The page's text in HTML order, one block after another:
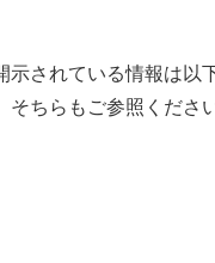
示されている情報は以
そちらもご参照ください